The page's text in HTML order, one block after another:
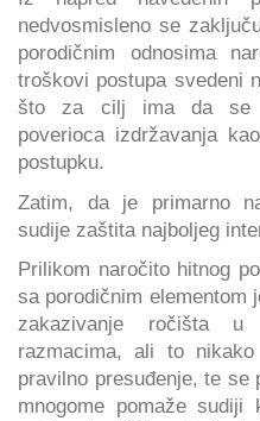
nedvosmisleno se
porodičnim odnosima
troškovi postupa svedeni
što za cilj ima da se
poverioca izdržavanja
postupku.
Zatim, da je primarno
sudije zaštita najboljeg
Prilikom naročito hitnog
sa porodičnim elementom
zakazivanje ročišta u
razmacima, ali to
pravilno presuđenje, te se
mnogome pomaže sudiji